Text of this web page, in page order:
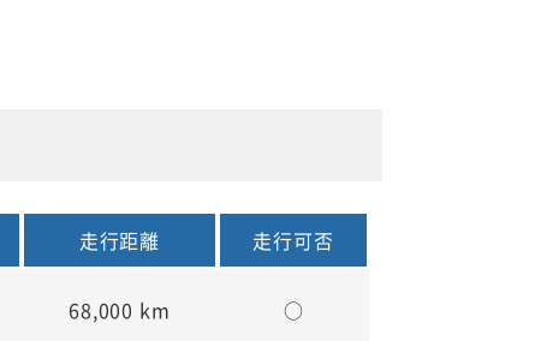
走行距離
走行可否
68,000 km ○